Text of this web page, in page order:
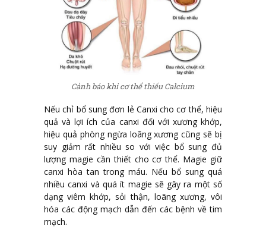
Cảnh báo khi cơ thể thiếu Calcium
Nếu chỉ bổ sung đơn lẻ Canxi cho cơ thể, hiệu
quả và lợi ích của canxi đối với xương khớp,
hiệu quả phòng ngừa loãng xương cũng sẽ bị
suy giảm rất nhiều so với việc bổ sung đủ
lượng magie cần thiết cho cơ thể. Magie giữ
canxi hòa tan trong máu. Nếu bổ sung quá
nhiều canxi và quá ít magie sẽ gây ra một số
dạng viêm khớp, sỏi thận, loãng xương, vôi
hóa các động mạch dẫn đến các bệnh về tim
mạch.